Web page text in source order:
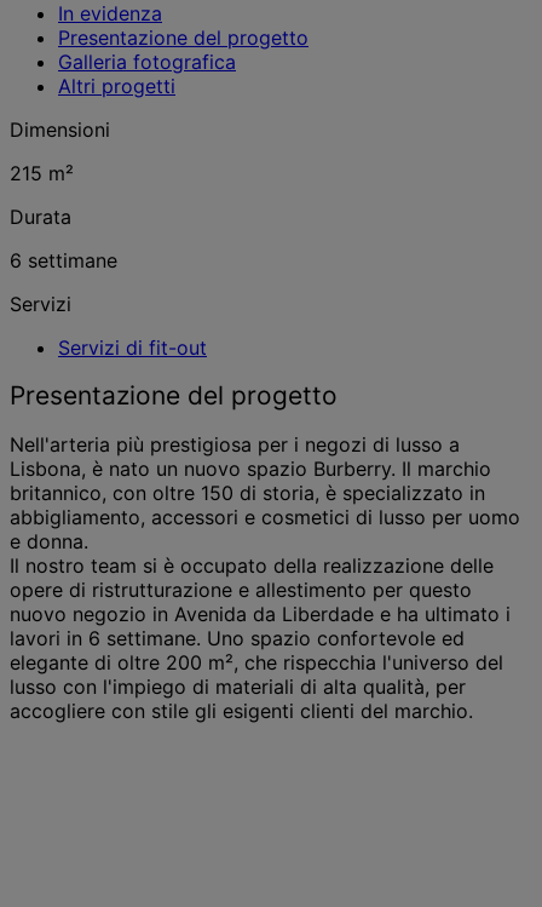
In evidenza
Presentazione del progetto
Galleria fotografica
Altri progetti
Dimensioni
215 m²
Durata
6 settimane
Servizi
Servizi di fit-out
Presentazione del progetto
Nell'arteria più prestigiosa per i negozi di lusso a
Lisbona, è nato un nuovo spazio Burberry. Il marchio
britannico, con oltre 150 di storia, è specializzato in
abbigliamento, accessori e cosmetici di lusso per uomo
e donna.
Il nostro team si è occupato della realizzazione delle
opere di ristrutturazione e allestimento per questo
nuovo negozio in Avenida da Liberdade e ha ultimato i
lavori in 6 settimane. Uno spazio confortevole ed
elegante di oltre 200 m², che rispecchia l'universo del
lusso con l'impiego di materiali di alta qualità, per
accogliere con stile gli esigenti clienti del marchio.